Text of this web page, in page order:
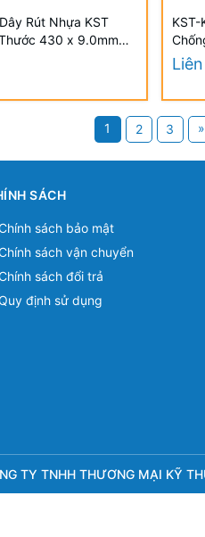
Rút Nhựa KST
430 x 9.0mm
Resistant UV
(100
1 2 3 »
SÁCH
sách bảo mật
sách vận chuyển
sách đổi trả
định sử dụng
TY TNHH THƯƠNG MẠI KỸ